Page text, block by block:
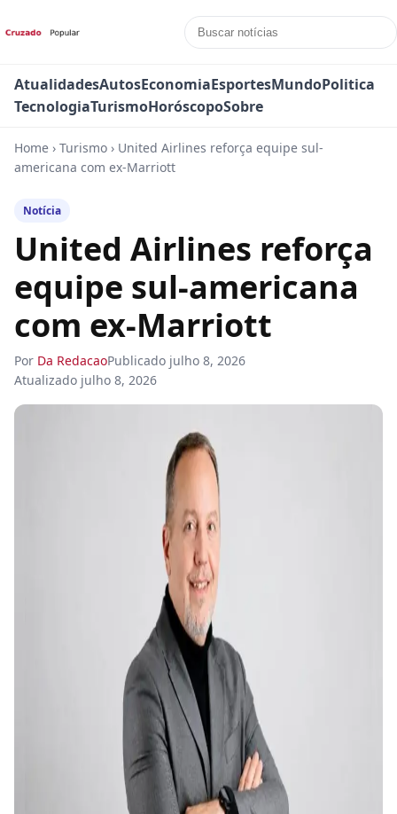
AtualidadesAutosEconomiaEsportesMundoPolitica
TecnologiaTurismoHoróscopoSobre
Home › Turismo › United Airlines reforça equipe sul-
americana com ex-Marriott
Notícia
United Airlines reforça
equipe sul-americana
com ex-Marriott
Por Da RedacaoPublicado julho 8, 2026
Atualizado julho 8, 2026